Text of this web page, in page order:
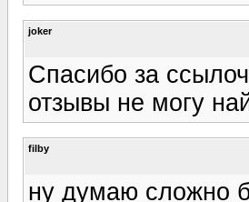
joker
Спасибо за
отзывы не могу
filby
ну думаю сложно